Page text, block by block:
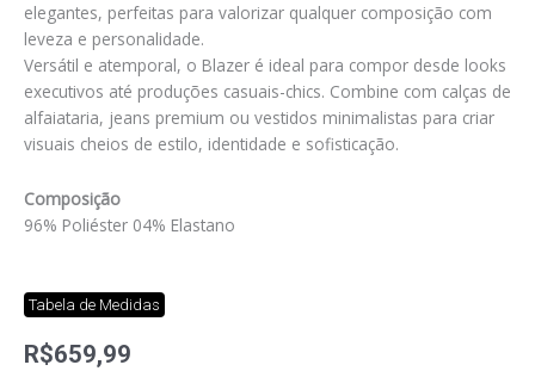
elegantes, perfeitas para valorizar qualquer composição com
leveza e personalidade.
Versátil e atemporal, o Blazer é ideal para compor desde looks
executivos até produções casuais-chics. Combine com calças de
alfaiataria, jeans premium ou vestidos minimalistas para criar
visuais cheios de estilo, identidade e sofisticação.
Composição
96% Poliéster 04% Elastano
Tabela de Medidas
R$659,99